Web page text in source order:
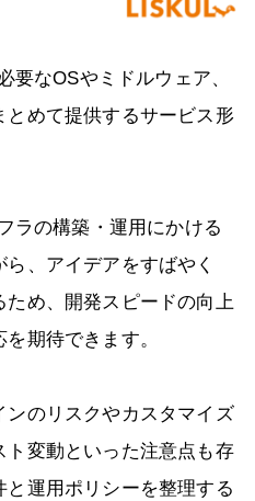
要なOSやミドルウェア、
めて提供するサービス形
ラの構築・運用にかける
、アイデアをすばやく
め、開発スピードの向上
期待できます。
のリスクやカスタマイズ
変動といった注意点も存
運用ポリシーを整理する